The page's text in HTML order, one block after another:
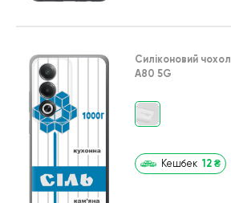
Силіконовий чохол
A80 5G
Кешбек 12 ₴